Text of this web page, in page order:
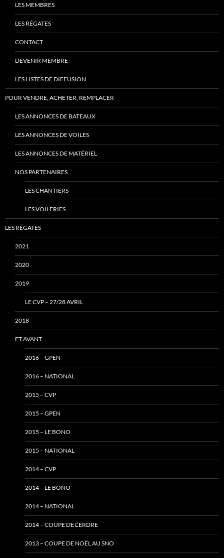
LES MEMBRES
LES RÉGATES
CONTACT
DEVENIR MEMBRE
LES LISTES DE DIFFUSION
POUR VENDRE, ACHETER, REMPLACER
LES ANNONCES DE BATEAUX
LES ANNONCES DE VOILES
LES ANNONCES DE MATÉRIEL
NOS PARTENAIRES
LES CHANTIERS
LES VOILERIES
LES RÉGATES
2021
2020
2019
LE CVP – 27/28 AVRIL
2018
ET AVANT…
2016 – GPEN
2016 – NATIONAL
2015 – CVP
2015 – GPEN
2015 – LE BONO
2015 – NATIONAL
2014 – CVP
2014 – LE BONO
2014 – NATIONAL
2014 – COUPE DE L’ERDRE
2013 – COUPE DE NOËL AU SNO